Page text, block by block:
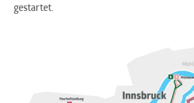
gestartet.